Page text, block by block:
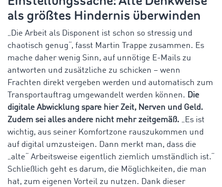
als größtes Hindernis überwinden
„Die Arbeit als Disponent ist schon so stressig und
chaotisch genug“, fasst Martin Trappe zusammen. Es
mache daher wenig Sinn, auf unnötige E-Mails zu
antworten und zusätzliche zu schicken – wenn
Frachten direkt vergeben werden und automatisch zum
Transportauftrag umgewandelt werden können. Die
digitale Abwicklung spare hier Zeit, Nerven und Geld.
Zudem sei alles andere nicht mehr zeitgemäß. „Es ist
wichtig, aus seiner Komfortzone rauszukommen und
auf digital umzusteigen. Dann merkt man, dass die
„alte“ Arbeitsweise eigentlich ziemlich umständlich ist.“
Schließlich geht es darum, die Möglichkeiten, die man
hat, zum eigenen Vorteil zu nutzen. Dank dieser